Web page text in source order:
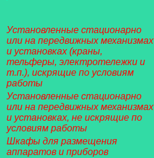
Установленные стационарно
или на передвижных механизмах
и установках (краны,
тельферы, электротележки и
т.п.), искрящие по условиям
работы
Установленные стационарно
или на передвижных механизмах
и установках, не искрящие по
условиям работы
Шкафы для размещения
аппаратов и приборов